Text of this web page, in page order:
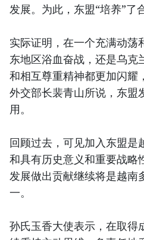
发展。为此，东盟“培养”了
实际证明，在一个充满动荡
东地区浴血奋战，还是乌克
和相互尊重精神都更加闪耀
外交部长裴青山所说，东盟
用。
回顾过去，可见加入东盟是
和具有历史意义和重要战略
发展做出贡献继续将是越南
一。
孙氏玉香大使表示，在取得